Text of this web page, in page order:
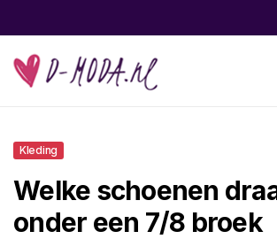
Kleding
Welke schoenen
onder een 7/8 broek